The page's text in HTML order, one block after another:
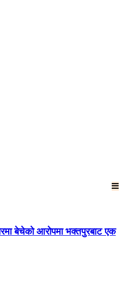
बेचेको आरोपमा भक्तपुरबाट एक